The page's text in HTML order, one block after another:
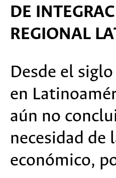
DE
REGIONAL
Desde el
en
aún no
necesidad de
económico,